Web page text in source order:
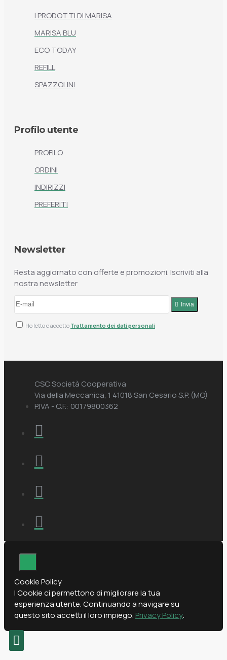
I PRODOTTI DI MARISA
MARISA BLU
ECO TODAY
REFILL
SPAZZOLINI
Profilo utente
PROFILO
ORDINI
INDIRIZZI
PREFERITI
Newsletter
Resta aggiornato con offerte e promozioni. Iscriviti alla
nostra newsletter
Invia
Ho letto e accetto Trattamento dei dati personali
CSC Società Cooperativa
Via della Meccanica, 1 41018 San Cesario S.P. (MO)
P.IVA - C.F.: 00179800362
Cookie Policy
I Cookie ci permettono di migliorare la tua
esperienza utente. Continuando a navigare su
questo sito accetti il loro impiego. Privacy Policy.